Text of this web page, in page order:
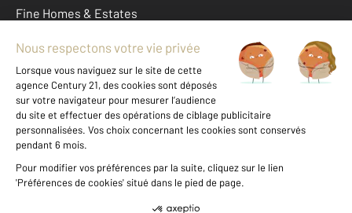
Fine Homes & Estates
À propos
International
Nous contacter